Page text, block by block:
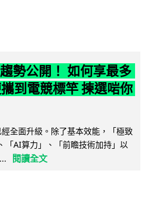
勢公開！ 如何享最多
到電競標竿 揀選啱你
全面升級。除了基本效能，「極致
「AI算力」、「前瞻技術加持」以
閱讀全文